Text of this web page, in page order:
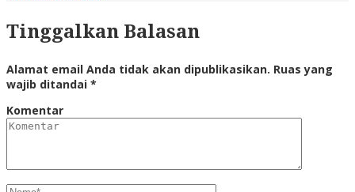
Tinggalkan Balasan
Alamat email Anda tidak akan dipublikasikan. Ruas yang
wajib ditandai *
Komentar